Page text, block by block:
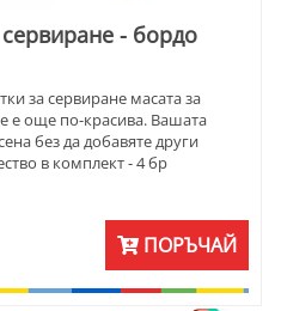
- бордо
за сервиране масата за
е още по-красива. Вашата
без да добавяте други
в комплект - 4 бр
ПОРЪЧАЙ